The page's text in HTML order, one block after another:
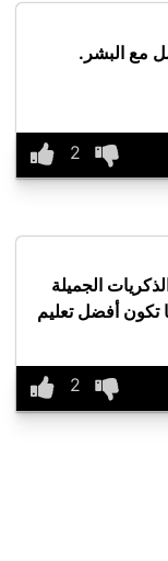
مع البشر.
الجميلة
تكون أفضل تعليم